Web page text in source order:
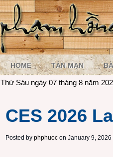
HOME TẢN MẠN
Thứ Sáu ngày 07 tháng 8 năm
CES 2026
Posted by phphuoc on January 9, 2026